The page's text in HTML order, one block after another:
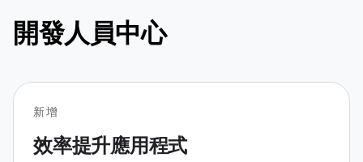
開發人員中心
新增
效率提升應用程式